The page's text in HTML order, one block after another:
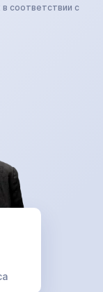
соответствии с